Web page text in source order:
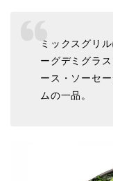
ミックスグリ
ーグデミグラ
ース・ソーセ
ムの一品。